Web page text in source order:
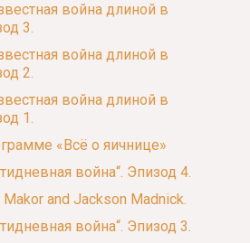
война длиной в
3.
война длиной в
2.
война длиной в
1.
«Всё о яичнице»
война“. Эпизод 4.
and Jackson Madnick.
война“. Эпизод 3.